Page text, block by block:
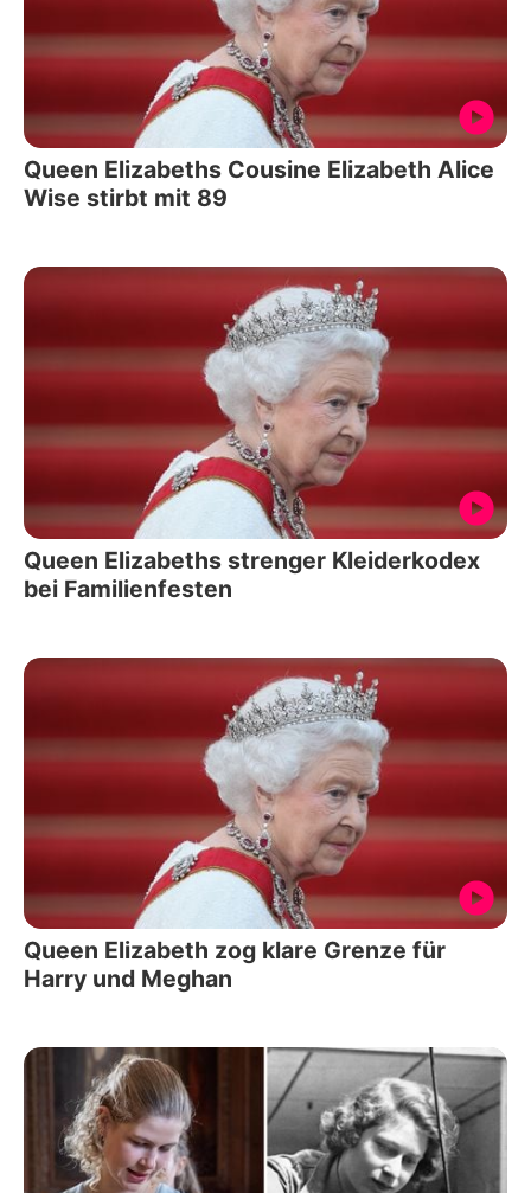
Queen Elizabeths Cousine Elizabeth Alice
Wise stirbt mit 89
Queen Elizabeths strenger Kleiderkodex
bei Familienfesten
Queen Elizabeth zog klare Grenze für
Harry und Meghan